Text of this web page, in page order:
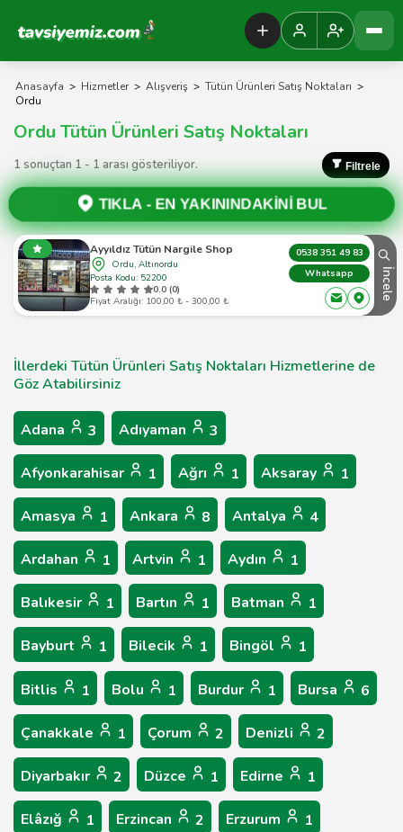
Tavsiyemiz Anasayfa
Anasayfa > Hizmetler > Alışveriş > Tütün Ürünleri Satış Noktaları >
Ordu
Ordu Tütün Ürünleri Satış Noktaları
1 sonuçtan 1 - 1 arası gösteriliyor. Filtrele
TIKLA -EN YAKININDAKİNİ BUL
Ayyıldız Tütün Nargile Shop
Ordu, Altınordu
Posta Kodu: 52200
0.0 (0)
Fiyat Aralığı: 100,00 ₺ - 300,00 ₺
0538 351 49 83
Whatsapp
İncele
İllerdeki Tütün Ürünleri Satış Noktaları Hizmetlerine de
Göz Atabilirsiniz
Adana 3 Adıyaman 3
Afyonkarahisar 1 Ağrı 1 Aksaray 1
Amasya 1 Ankara 8 Antalya 4
Ardahan 1 Artvin 1 Aydın 1
Balıkesir 1 Bartın 1 Batman 1
Bayburt 1 Bilecik 1 Bingöl 1
Bitlis 1 Bolu 1 Burdur 1 Bursa 6
Çanakkale 1 Çorum 2 Denizli 2
Diyarbakır 2 Düzce 1 Edirne 1
Elâzığ 1 Erzincan 2 Erzurum 1